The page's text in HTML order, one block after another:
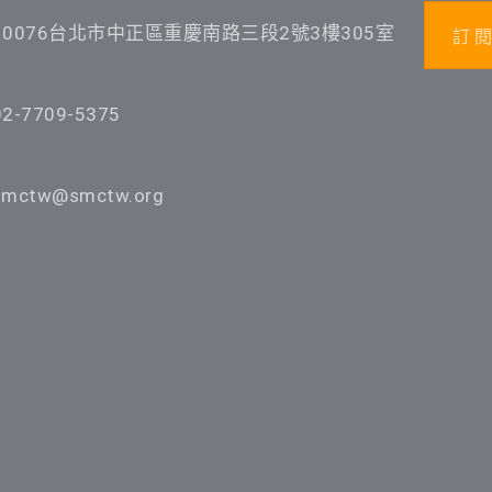
台北市中正區重慶南路三段2號3樓305室
7709-5375
訂